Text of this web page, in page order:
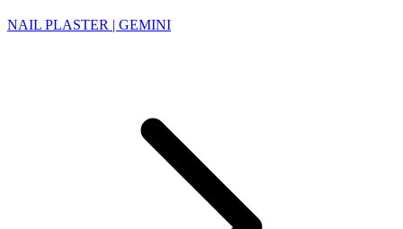
NAIL PLASTER | GEMINI